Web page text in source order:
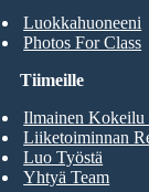
Luokkahuoneeni
Photos For Class
Tiimeille
Ilmainen Kokeilu
Liiketoiminnan
Luo Työstä
Yhtyä Team